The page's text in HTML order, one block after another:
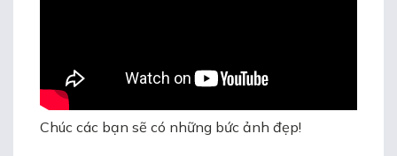
Chúc các bạn sẽ có những bức ảnh đẹp!